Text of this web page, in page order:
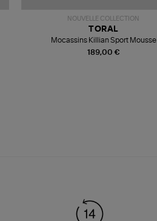
NOUVELLE COLLECTION
189,00 €
TORAL
Mocassins Killian Sport Mousse